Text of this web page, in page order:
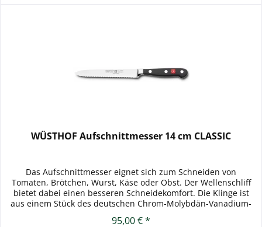
WÜSTHOF Aufschnittmesser 14 cm CLASSIC
Das Aufschnittmesser eignet sich zum Schneiden von
Tomaten, Brötchen, Wurst, Käse oder Obst. Der Wellenschliff
bietet dabei einen besseren Schneidekomfort. Die Klinge ist
aus einem Stück des deutschen Chrom-Molybdän-Vanadium-
95,00 € *